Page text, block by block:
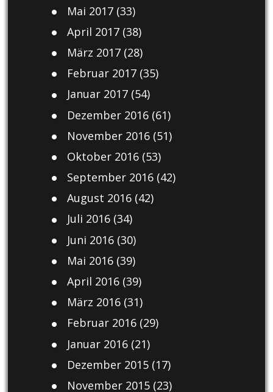
Mai 2017(33)
April 2017(38)
März 2017(28)
Februar 2017(35)
Januar 2017(54)
Dezember 2016(61)
November 2016(51)
Oktober 2016(53)
September 2016(42)
August 2016(42)
Juli 2016(34)
Juni 2016(30)
Mai 2016(39)
April 2016(39)
März 2016(31)
Februar 2016(29)
Januar 2016(21)
Dezember 2015(17)
November 2015(23)